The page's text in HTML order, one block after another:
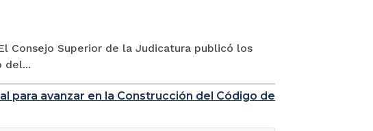
Consejo Superior de la Judicatura publicó los
del...
para avanzar en la Construcción del Código de